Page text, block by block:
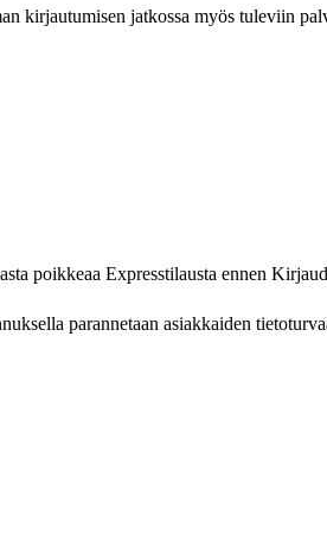
kirjautumisen jatkossa myös tuleviin
poikkeaa Expresstilausta ennen
parannetaan asiakkaiden